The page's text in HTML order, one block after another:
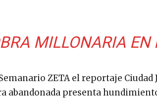
MILLONARIA EN
ZETA el reportaje Ciudad
abandonada presenta